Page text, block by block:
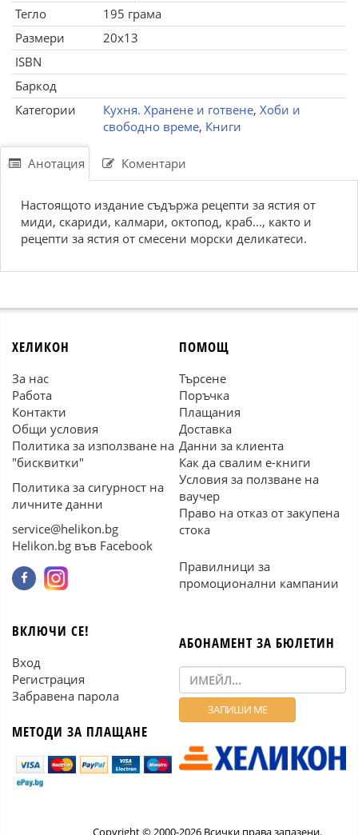
Тегло
195 грама
Размери
20x13
ISBN
Баркод
Категории
Кухня. Хранене и готвене, Хоби и
свободно време, Книги
Анотация Коментари
Настоящото издание съдържа рецепти за ястия от
миди, скариди, калмари, октопод, краб..., както и
рецепти за ястия от смесени морски деликатеси.
ХЕЛИКОН
За нас
Работа
Контакти
Общи условия
Политика за използване на
"бисквитки"
Политика за сигурност на
личните данни
service@helikon.bg
Helikon.bg във Facebook
ПОМОЩ
Търсене
Поръчка
Плащания
Доставка
Данни за клиента
Как да свалим е-книги
Условия за ползване на
ваучер
Право на отказ от закупена
стока
Правилници за
промоционални кампании
ВКЛЮЧИ СЕ!
Вход
Регистрация
Забравена парола
МЕТОДИ ЗА ПЛАЩАНЕ
АБОНАМЕНТ ЗА БЮЛЕТИН
Copyright © 2000-2026 Всички права запазени.